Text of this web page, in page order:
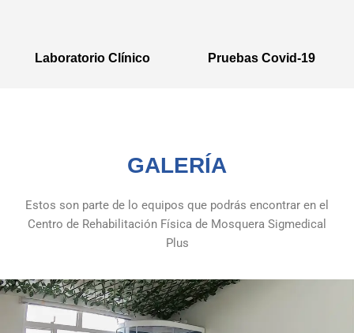
Laboratorio Clínico Pruebas Covid-19
GALERÍA
Estos son parte de lo equipos que podrás encontrar en el
Centro de Rehabilitación Física de Mosquera Sigmedical
Plus